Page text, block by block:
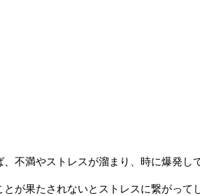
不満やストレスが溜まり、時に爆発し
が果たされないとストレスに繋がって